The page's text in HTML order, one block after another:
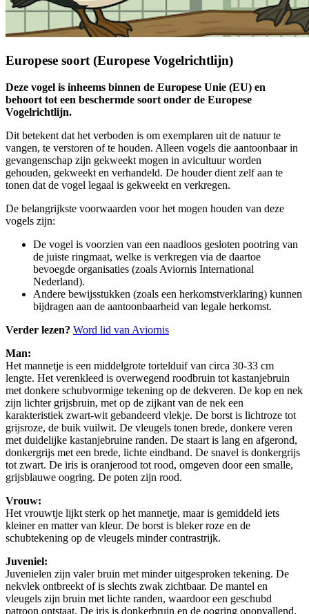
Europese soort (Europese Vogelrichtlijn)
Deze vogel is inheems binnen de Europese Unie (EU) en
behoort tot een beschermde soort onder de Europese
Vogelrichtlijn.
Dit betekent dat het verboden is om exemplaren uit de natuur te
vangen, te verstoren of te houden. Alleen vogels die aantoonbaar in
gevangenschap zijn gekweekt mogen in avicultuur worden
gehouden, gekweekt en verhandeld. De houder dient zelf aan te
tonen dat de vogel legaal is gekweekt en verkregen.
De belangrijkste voorwaarden voor het mogen houden van deze
vogels zijn:
De vogel is voorzien van een naadloos gesloten pootring van
de juiste ringmaat, welke is verkregen via de daartoe
bevoegde organisaties (zoals Aviornis International
Nederland).
Andere bewijsstukken (zoals een herkomstverklaring) kunnen
bijdragen aan de aantoonbaarheid van legale herkomst.
Verder lezen? Word lid van Aviornis
Man:
Het mannetje is een middelgrote tortelduif van circa 30-33 cm
lengte. Het verenkleed is overwegend roodbruin tot kastanjebruin
met donkere schubvormige tekening op de dekveren. De kop en nek
zijn lichter grijsbruin, met op de zijkant van de nek een
karakteristiek zwart-wit gebandeerd vlekje. De borst is lichtroze tot
grijsroze, de buik vuilwit. De vleugels tonen brede, donkere veren
met duidelijke kastanjebruine randen. De staart is lang en afgerond,
donkergrijs met een brede, lichte eindband. De snavel is donkergrijs
tot zwart. De iris is oranjerood tot rood, omgeven door een smalle,
grijsblauwe oogring. De poten zijn rood.
Vrouw:
Het vrouwtje lijkt sterk op het mannetje, maar is gemiddeld iets
kleiner en matter van kleur. De borst is bleker roze en de
schubtekening op de vleugels minder contrastrijk.
Juveniel:
Juvenielen zijn valer bruin met minder uitgesproken tekening. De
nekvlek ontbreekt of is slechts zwak zichtbaar. De mantel en
vleugels zijn bruin met lichte randen, waardoor een geschubd
patroon ontstaat. De iris is donkerbruin en de oogring onopvallend.